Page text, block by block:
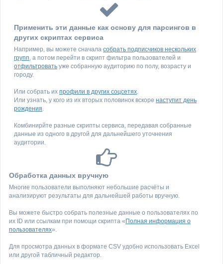
Применить эти данные как основу для парсингов в
других скриптах сервиса
Например, вы можете сначала собрать подписчиков нескольких
групп, а потом перейти в скрипт фильтра пользователей и
отфильтровать уже собранную аудиторию по полу, возрасту и
городу.
Или собрать их профили в других соцсетях.
Или узнать, у кого из их вторых половинок вскоре наступит день
рождения.
Комбинирйте разные скрипты сервиса, передавая собранные
данные из одного в другой для дальнейшего уточнения
аудитории.
Обработка данных вручную
Многие пользователи выполняют небольшие расчёты и
анализируют результаты для дальнейшей работы вручную.
Вы можете быстро собрать полезные данные о пользователях по
их ID или ссылкам при помощи скрипта « Полная информация о
пользователях».
Для просмотра данных в формате CSV удобно использовать Excel
или другой табличный редактор.